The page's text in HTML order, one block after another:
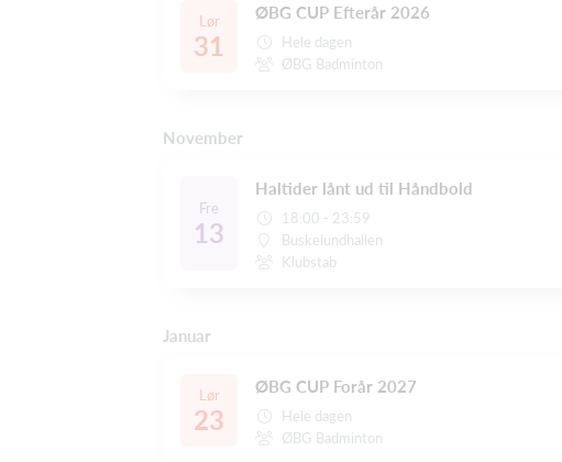
Lør
31
ØBG CUP Efterår 2026
Hele dagen
ØBG Badminton
November
Fre
13
Haltider lånt ud til Håndbold
18:00 - 23:59
Buskelundhallen
Klubstab
Januar
Lør
23
ØBG CUP Forår 2027
Hele dagen
ØBG Badminton